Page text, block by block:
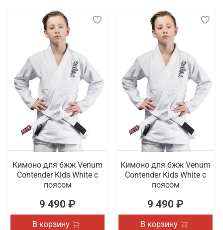
Кимоно для бжж Venum
Contender Kids White с
поясом
9 490 ₽
В корзину
Кимоно для бжж Venum
Contender Kids White с
поясом
9 490 ₽
В корзину